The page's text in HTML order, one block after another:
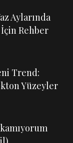
Aylarında
Rehber
Trend:
Yüzeyler